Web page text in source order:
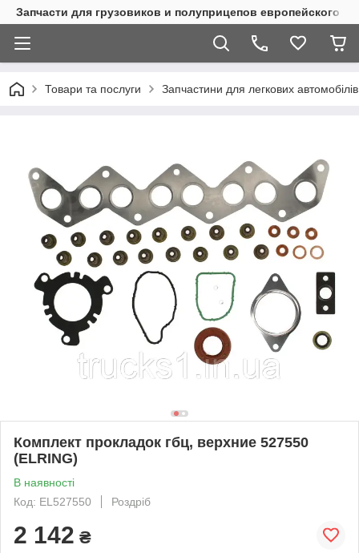
Запчасти для грузовиков и полуприцепов европейского
Товари та послуги Запчастини для легкових автомобілів
Комплект прокладок гбц, верхние 527550
(ELRING)
В наявності
Код: EL527550
Роздріб
2 142 ₴